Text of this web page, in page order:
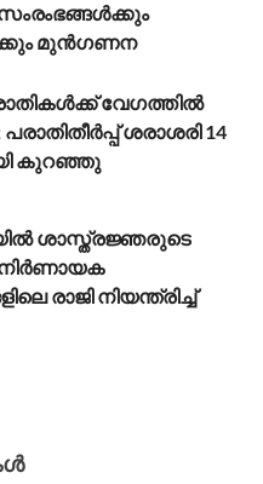
മുൻഗണന
വേഗത്തിൽ
ശരാശരി 14
കുറഞ്ഞു
ശാസ്ത്രജ്ഞരുടെ
നിർണായക
രാജി നിയന്ത്രിച്ച്